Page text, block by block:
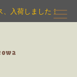
、入荷しました！